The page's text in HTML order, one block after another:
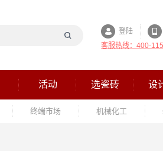
登陆
客服热线：400-
活动 选瓷砖 设
终端市场 机械化工